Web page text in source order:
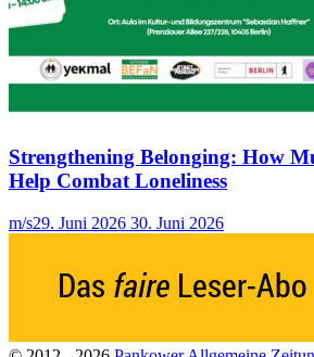
Strengthening Belonging: How
Help Combat Loneliness
m/s29. Juni 2026 30. Juni 2026